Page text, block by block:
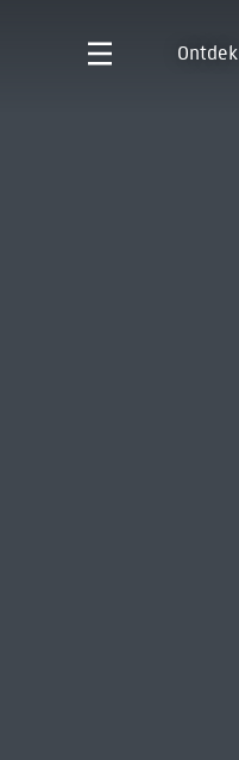
Ontdek